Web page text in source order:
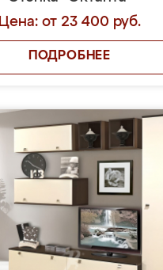
Цена: от 23 400 руб.
ПОДРОБНЕЕ